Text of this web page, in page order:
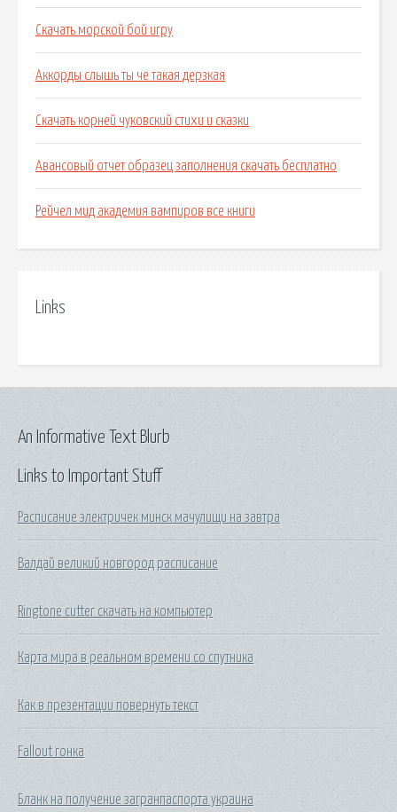
Скачать морской бой игру
Аккорды слышь ты че такая дерзкая
Скачать корней чуковский стихи и сказки
Авансовый отчет образец заполнения скачать бесплатно
Рейчел мид академия вампиров все книги
Links
Links to Important Stuff
Расписание электричек минск мачулищи на завтра
Валдай великий новгород расписание
Ringtone cutter скачать на компьютер
Карта мира в реальном времени со спутника
Как в презентации повернуть текст
Fallout гонка
Бланк на получение загранпаспорта украина
An Informative Text Blurb